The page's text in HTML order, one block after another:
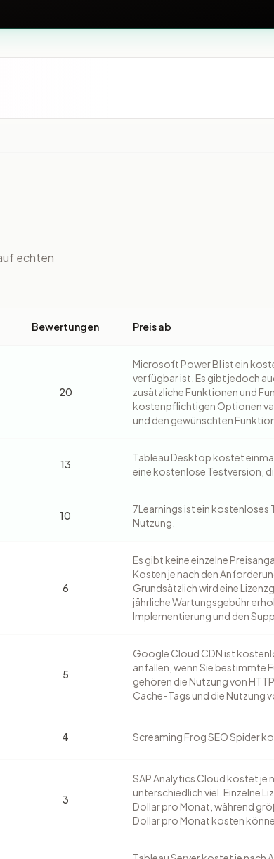
echten
Bewertungen Preis ab
20
Microsoft Power BI ist ein
verfügbar ist. Es gibt jedoch
zusätzliche Funktionen und
kostenpflichtigen Optionen
und den gewünschten
13
Tableau Desktop kostet
eine kostenlose Testversion,
10
7Learnings ist ein kostenloses
Nutzung.
6
Es gibt keine einzelne
Kosten je nach den
Grundsätzlich wird eine
jährliche Wartungsgebühr
Implementierung und den
5
Google Cloud CDN ist
anfallen, wenn Sie bestimmte
gehören die Nutzung von
Cache-Tags und die Nutzung
4 Screaming Frog SEO Spider
3
SAP Analytics Cloud kostet je
unterschiedlich viel. Einzelne
Dollar pro Monat, während
Dollar pro Monat kosten